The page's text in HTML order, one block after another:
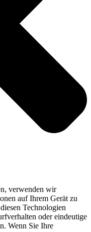
verwenden wir
auf Ihrem Gerät zu
Technologien
oder eindeutige
Wenn Sie Ihre